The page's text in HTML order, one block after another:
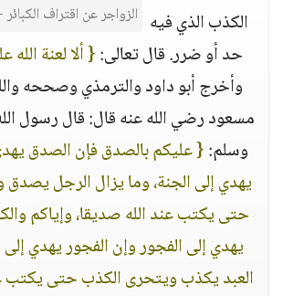
الزواجر عن اقتراف الكذب الذي فيه
حد أو ضرر. قال تعالى:{ ألا لعنة
وأخرج أبو داود والترمذي وصححه
مسعود رضي الله عنه قال: قال رسول
وسلم:{ عليكم بالصدق فإن الصدق يهدي
يهدي إلى الجنة، وما يزال الرجل
حتى يكتب عند الله صديقا، وإياكم
يهدي إلى الفجور وإن الفجور يهدي إلى
العبد يكذب ويتحرى الكذب حتى يكتب